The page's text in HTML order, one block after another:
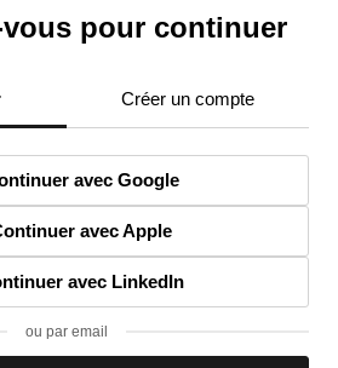
vous pour continuer
Créer un compte
avec Google
avec Apple
avec LinkedIn
ou par email